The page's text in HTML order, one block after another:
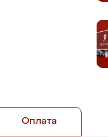
Оплата